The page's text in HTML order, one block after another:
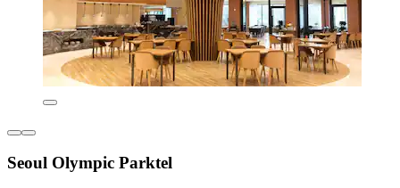
Seoul Olympic Parktel